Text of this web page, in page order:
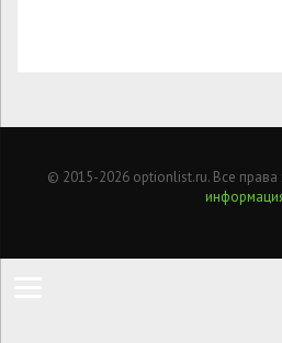
© 2015-2026 optionlist.ru. Все